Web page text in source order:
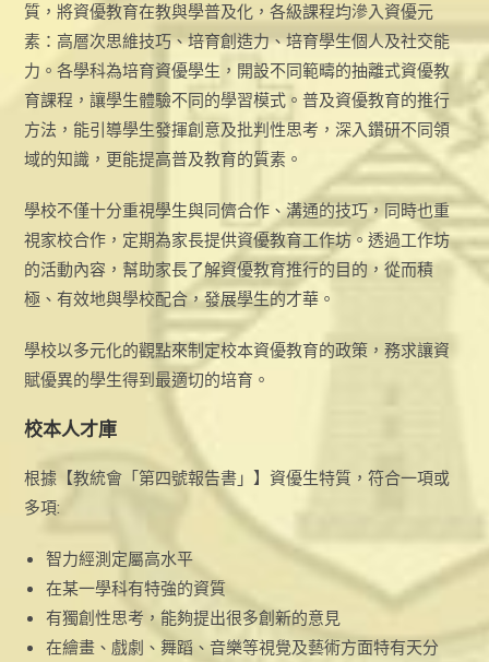
質，將資優教育在教與學普及化，各級課程均滲入資優元
素：高層次思維技巧、培育創造力、培育學生個人及社交能
力。各學科為培育資優學生，開設不同範疇的抽離式資優教
育課程，讓學生體驗不同的學習模式。普及資優教育的推行
方法，能引導學生發揮創意及批判性思考，深入鑽研不同領
域的知識，更能提高普及教育的質素。
學校不僅十分重視學生與同儕合作、溝通的技巧，同時也重
視家校合作，定期為家長提供資優教育工作坊。透過工作坊
的活動內容，幫助家長了解資優教育推行的目的，從而積
極、有效地與學校配合，發展學生的才華。
學校以多元化的觀點來制定校本資優教育的政策，務求讓資
賦優異的學生得到最適切的培育。
校本人才庫
根據【教統會「第四號報告書」】資優生特質，符合一項或
多項:
智力經測定屬高水平
在某一學科有特強的資質
有獨創性思考，能夠提出很多創新的意見
在繪畫、戲劇、舞蹈、音樂等視覺及藝術方面特有天分